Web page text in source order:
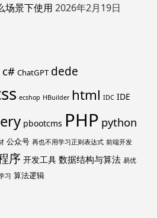
场景下使用 2026年2月19日
c# ChatGPT dede
ecshop HBuilder html IDC IDE
pbootcms PHP python
公众号 再也不用学习正则表达式 前端开发
序 开发工具 数据结构与算法 易优
习 算法逻辑